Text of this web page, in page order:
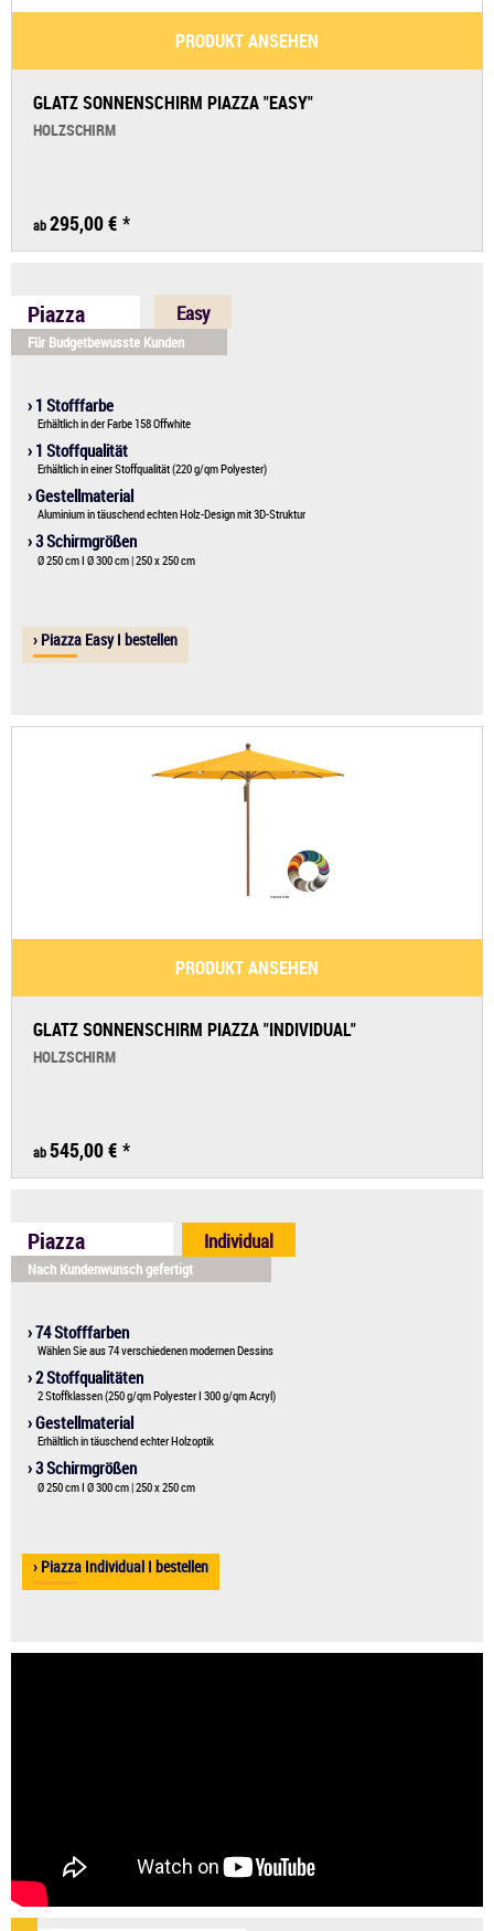
PRODUKT ANSEHEN
GLATZ SONNENSCHIRM PIAZZA "EASY"
HOLZSCHIRM
ab295,00 € *
PRODUKT ANSEHEN
GLATZ SONNENSCHIRM PIAZZA "INDIVIDUAL"
HOLZSCHIRM
ab545,00 € *
Piazza
Für Budgetbewusste Kunden
› 1 Stofffarbe
› 1 Stoffqualität
› Gestellmaterial
› 3 Schirmgrößen
Easy
Erhältlich in der Farbe 158 Offwhite
Erhältlich in einer Stoffqualität (220 g/qm Polyester)
Aluminium in täuschend echten Holz-Design mit 3D-Struktur
› Piazza Easy I bestellen
Ø 250 cm I Ø 300 cm | 250 x 250 cm
Piazza
Nach Kundenwunsch gefertigt
› 74 Stofffarben
› 2 Stoffqualitäten
› Gestellmaterial
› 3 Schirmgrößen
Individual
Wählen Sie aus 74 verschiedenen modernen Dessins
2 Stoffklassen (250 g/qm Polyester I 300 g/qm Acryl)
Erhältlich in täuschend echter Holzoptik
› Piazza Individual I bestellen
Ø 250 cm I Ø 300 cm | 250 x 250 cm